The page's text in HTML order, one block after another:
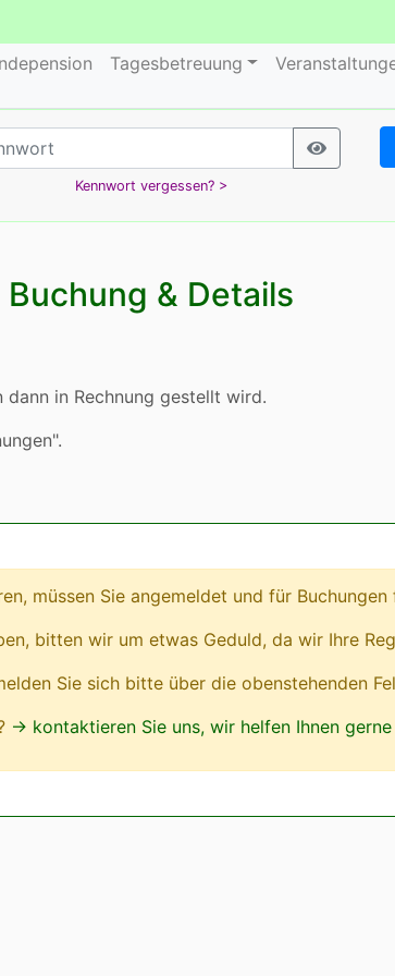
Tagesbetreuung
Kennwort vergessen? >
Buchung & Details
in Rechnung gestellt wird.
müssen Sie angemeldet und für
bitten wir um etwas Geduld, da wir Ihre
Sie sich bitte über die obenstehenden
→ kontaktieren Sie uns, wir helfen Ihnen